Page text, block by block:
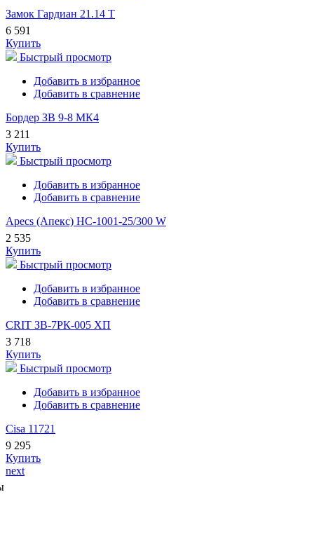
Замок Гардиан 21.14 Т
6 591
Купить
Быстрый просмотр
Добавить в избранное
Добавить в сравнение
Бордер ЗВ 9-8 МК4
3 211
Купить
Быстрый просмотр
Добавить в избранное
Добавить в сравнение
Apecs (Апекс) HC-1001-25/300 W
2 535
Купить
Быстрый просмотр
Добавить в избранное
Добавить в сравнение
CRIT ЗВ-7РК-005 ХП
3 718
Купить
Быстрый просмотр
Добавить в избранное
Добавить в сравнение
Cisa 11721
9 295
Купить
next